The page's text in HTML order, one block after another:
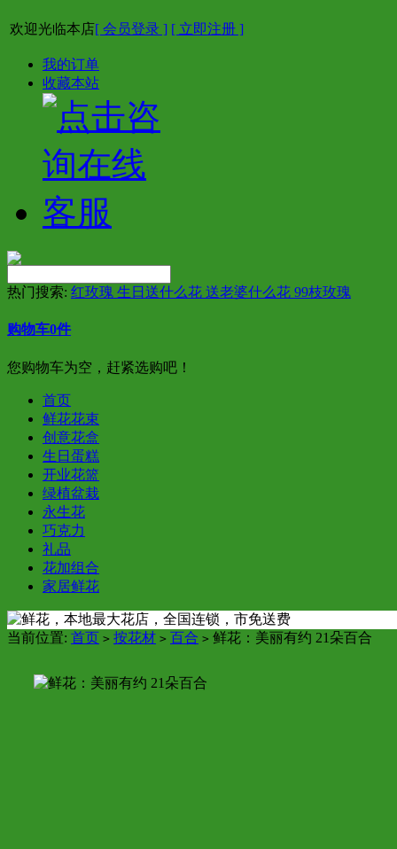
欢迎光临本店[ 会员登录 ] [ 立即注册 ]
我的订单
收藏本站
热门搜索: 红玫瑰 生日送什么花 送老婆什么花 99枝玫瑰
购物车0件
您购物车为空，赶紧选购吧！
首页
鲜花花束
创意花盒
生日蛋糕
开业花篮
绿植盆栽
永生花
巧克力
礼品
花加组合
家居鲜花
当前位置: 首页 > 按花材 > 百合 > 鲜花：美丽有约 21朵百合